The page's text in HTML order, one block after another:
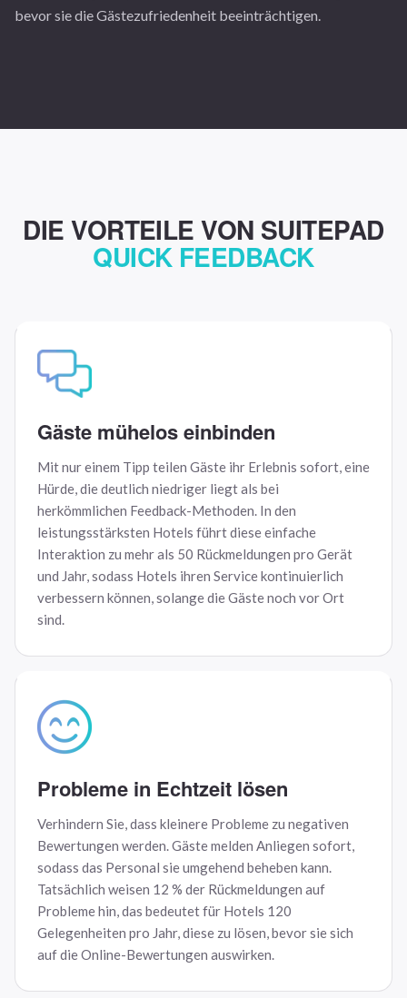
bevor sie die Gästezufriedenheit beeinträchtigen.
DIE VORTEILE VON SUITEPAD
QUICK FEEDBACK
Gäste mühelos einbinden
Mit nur einem Tipp teilen Gäste ihr Erlebnis sofort, eine
Hürde, die deutlich niedriger liegt als bei
herkömmlichen Feedback-Methoden. In den
leistungsstärksten Hotels führt diese einfache
Interaktion zu mehr als 50 Rückmeldungen pro Gerät
und Jahr, sodass Hotels ihren Service kontinuierlich
verbessern können, solange die Gäste noch vor Ort
sind.
Probleme in Echtzeit lösen
Verhindern Sie, dass kleinere Probleme zu negativen
Bewertungen werden. Gäste melden Anliegen sofort,
sodass das Personal sie umgehend beheben kann.
Tatsächlich weisen 12 % der Rückmeldungen auf
Probleme hin, das bedeutet für Hotels 120
Gelegenheiten pro Jahr, diese zu lösen, bevor sie sich
auf die Online-Bewertungen auswirken.